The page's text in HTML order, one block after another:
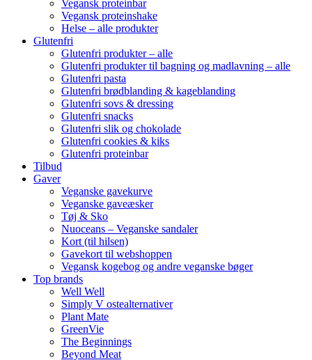
Vegansk proteinbar
Vegansk proteinshake
Helse – alle produkter
Glutenfri
Glutenfri produkter – alle
Glutenfri produkter til bagning og madlavning – alle
Glutenfri pasta
Glutenfri brødblanding & kageblanding
Glutenfri sovs & dressing
Glutenfri snacks
Glutenfri slik og chokolade
Glutenfri cookies & kiks
Glutenfri proteinbar
Tilbud
Gaver
Veganske gavekurve
Veganske gaveæsker
Tøj & Sko
Nuoceans – Veganske sandaler
Kort (til hilsen)
Gavekort til webshoppen
Vegansk kogebog og andre veganske bøger
Top brands
Well Well
Simply V ostealternativer
Plant Mate
GreenVie
The Beginnings
Beyond Meat